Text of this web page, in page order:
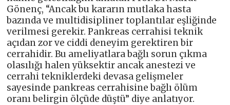
Gönenç, “Ancak bu kararın mutlaka hasta
bazında ve multidisipliner toplantılar eşliğinde
verilmesi gerekir. Pankreas cerrahisi teknik
açıdan zor ve ciddi deneyim gerektiren bir
cerrahidir. Bu ameliyatlara bağlı sorun çıkma
olasılığı halen yüksektir ancak anestezi ve
cerrahi tekniklerdeki devasa gelişmeler
sayesinde pankreas cerrahisine bağlı ölüm
oranı belirgin ölçüde düştü” diye anlatıyor.